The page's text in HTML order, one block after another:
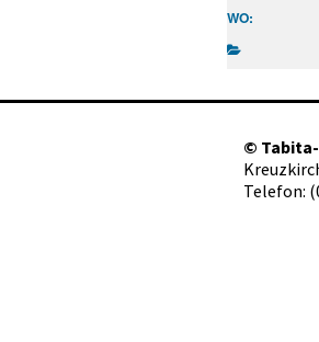
WO:
©
Telefon: